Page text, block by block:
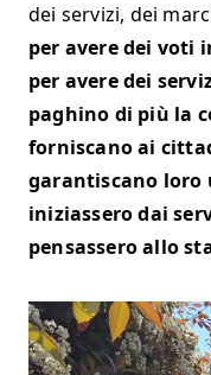
dei servizi, dei
per avere dei voti
per avere dei
paghino di più la
forniscano ai
garantiscano loro
iniziassero dai
pensassero allo